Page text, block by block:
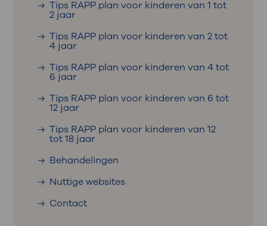
Tips RAPP plan voor kinderen van 1 tot
2 jaar
Tips RAPP plan voor kinderen van 2 tot
4 jaar
Tips RAPP plan voor kinderen van 4 tot
6 jaar
Tips RAPP plan voor kinderen van 6 tot
12 jaar
Tips RAPP plan voor kinderen van 12
tot 18 jaar
Behandelingen
Nuttige websites
Contact